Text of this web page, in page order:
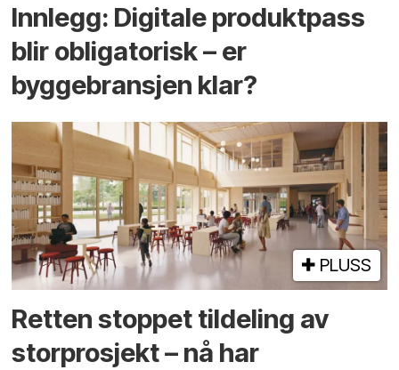
Innlegg: Digitale produktpass
blir obligatorisk – er
byggebransjen klar?
PLUSS
Retten stoppet tildeling av
storprosjekt – nå har